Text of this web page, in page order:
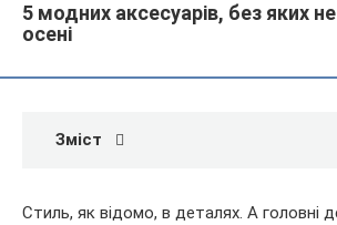
5 модних аксесуарів, без яких не
осені
Зміст
Стиль, як відомо, в деталях. А головні